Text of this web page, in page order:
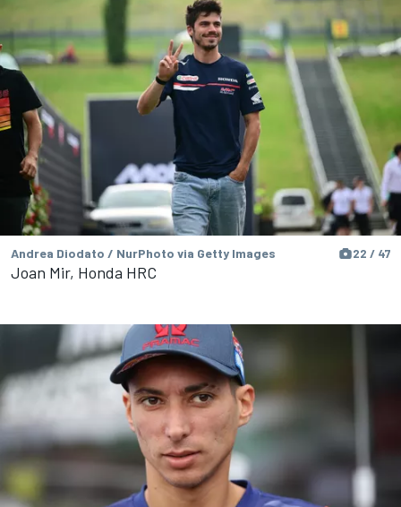
Andrea Diodato / NurPhoto via Getty Images 22 / 47
Joan Mir, Honda HRC